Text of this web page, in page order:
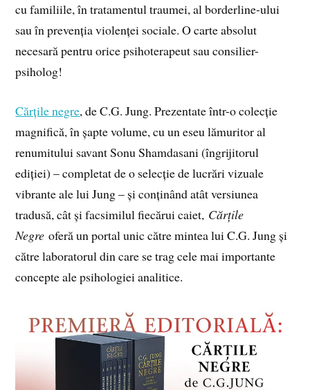
cu familiile, în tratamentul traumei, al borderline-ului
sau în prevenția violenței sociale. O carte absolut
necesară pentru orice psihoterapeut sau consilier-
psiholog!
Cărțile negre, de C.G. Jung. Prezentate într-o colecție
magnifică, în șapte volume, cu un eseu lămuritor al
renumitului savant Sonu Shamdasani (îngrijitorul
ediției) – completat de o selecție de lucrări vizuale
vibrante ale lui Jung – și conținând atât versiunea
tradusă, cât și facsimilul fiecărui caiet, Cărțile
Negre oferă un portal unic către mintea lui C.G. Jung și
către laboratorul din care se trag cele mai importante
concepte ale psihologiei analitice.